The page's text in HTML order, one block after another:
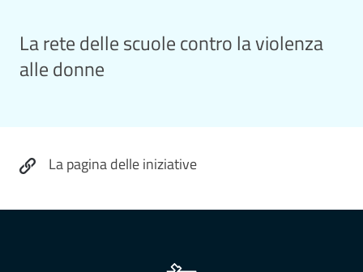
La rete delle scuole contro la violenza
alle donne
La pagina delle iniziative